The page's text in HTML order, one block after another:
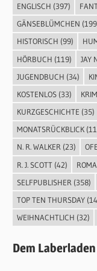
ENGLISCH (397)
GÄNSEBLÜMCHEN
HISTORISCH (99)
HÖRBUCH (119) JAY
JUGENDBUCH (34)
KOSTENLOS(33)
KURZGESCHICHTE (35)
MONATSRÜCKBLICK
N. R. WALKER(23)
R. J. SCOTT(42)
SELFPUBLISHER (358)
TOP TEN THURSDAY
WEIHNACHTLICH (32)
Dem